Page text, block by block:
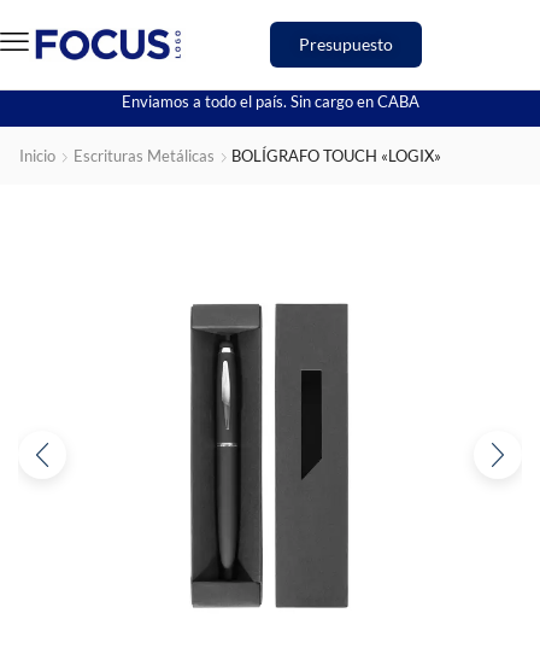
Presupuesto
Enviamos a todo el país. Sin cargo en CABA
Inicio Escrituras Metálicas BOLÍGRAFO TOUCH «LOGIX»